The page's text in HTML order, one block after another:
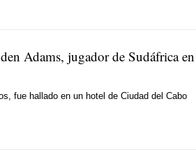
Adams, jugador de Sudáfrica en
fue hallado en un hotel de Ciudad del Cabo